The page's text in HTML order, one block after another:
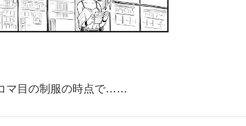
マ目の制服の時点で……